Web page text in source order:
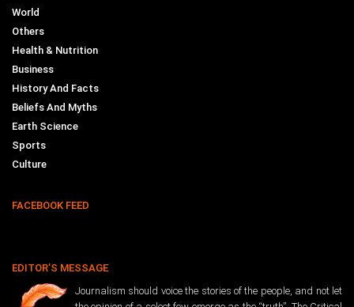
World
Others
Health & Nutrition
Business
History And Facts
Beliefs And Myths
Earth Science
Sports
Culture
FACEBOOK FEED
EDITOR’S MESSAGE
Journalism should voice the stories of the people, and not let